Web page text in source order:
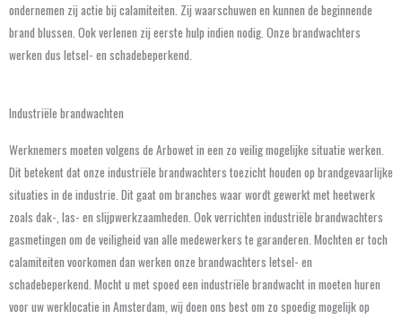
ondernemen zij actie bij calamiteiten. Zij waarschuwen en kunnen de beginnende
brand blussen. Ook verlenen zij eerste hulp indien nodig. Onze brandwachters
werken dus letsel- en schadebeperkend.
Industriële brandwachten
Werknemers moeten volgens de Arbowet in een zo veilig mogelijke situatie werken.
Dit betekent dat onze industriële brandwachters toezicht houden op brandgevaarlijke
situaties in de industrie. Dit gaat om branches waar wordt gewerkt met heetwerk
zoals dak-, las- en slijpwerkzaamheden. Ook verrichten industriële brandwachters
gasmetingen om de veiligheid van alle medewerkers te garanderen. Mochten er toch
calamiteiten voorkomen dan werken onze brandwachters letsel- en
schadebeperkend. Mocht u met spoed een industriële brandwacht in moeten huren
voor uw werklocatie in Amsterdam, wij doen ons best om zo spoedig mogelijk op